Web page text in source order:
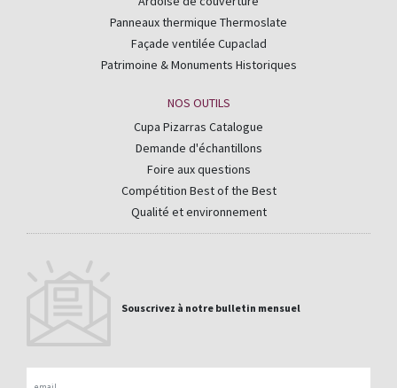
Panneaux thermique Thermoslate
Façade ventilée Cupaclad
Patrimoine & Monuments Historiques
NOS OUTILS
Cupa Pizarras Catalogue
Demande d'échantillons
Foire aux questions
Compétition Best of the Best
Qualité et environnement
Souscrivez à notre bulletin mensuel